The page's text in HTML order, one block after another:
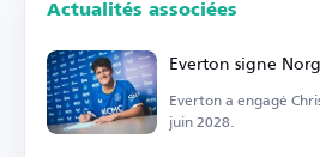
Actualités associées
Everton signe
Everton a engagé
juin 2028.